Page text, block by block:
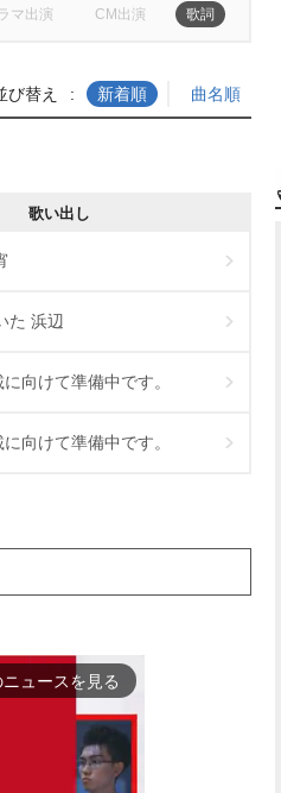
マ出演 CM出演 歌詞
び替え 新着順 曲名順
歌い出し
た 浜辺
向けて準備中です。
向けて準備中です。
ニュースを見る